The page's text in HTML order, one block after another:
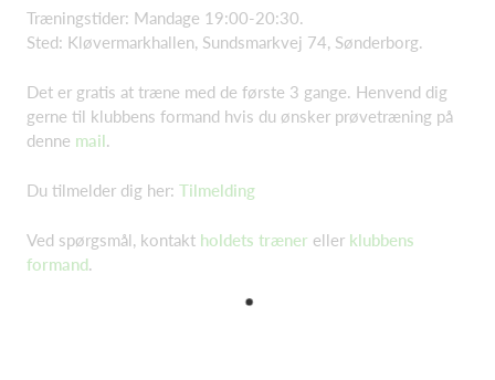
Træningstider: Mandage 19:00-20:30.
Sted: Kløvermarkhallen, Sundsmarkvej 74, Sønderborg.
Det er gratis at træne med de første 3 gange. Henvend dig
gerne til klubbens formand hvis du ønsker prøvetræning på
denne mail.
Du tilmelder dig her: Tilmelding
Ved spørgsmål, kontakt holdets træner eller klubbens
formand